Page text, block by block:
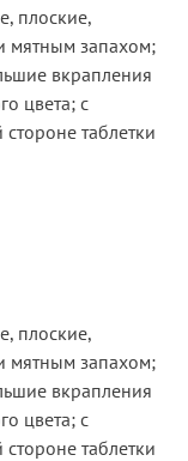
плоские,
мятным запахом;
вкрапления
цвета; с
таблетки
плоские,
мятным запахом;
вкрапления
цвета; с
таблетки